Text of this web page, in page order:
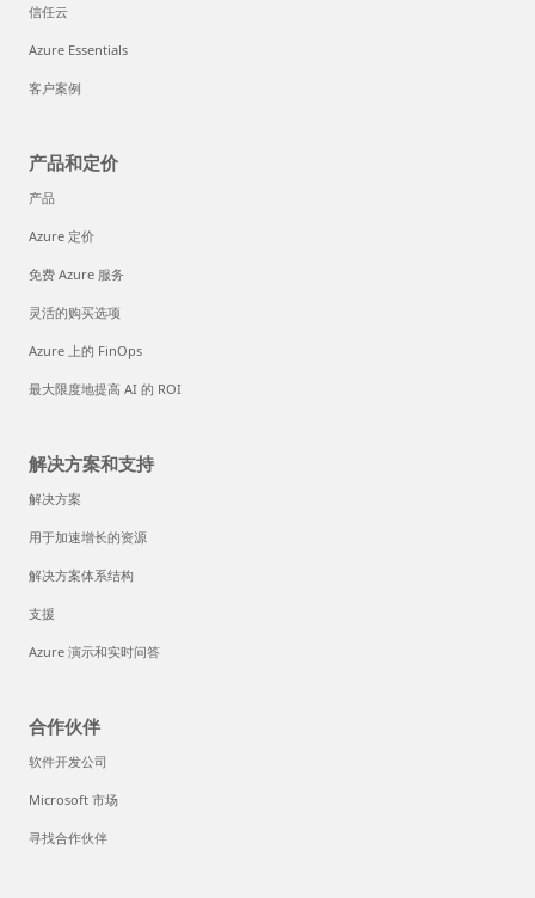
信任云
Azure Essentials
客户案例
产品和定价
产品
Azure 定价
免费 Azure 服务
灵活的购买选项
Azure 上的 FinOps
最大限度地提高 AI 的 ROI
解决方案和支持
解决方案
用于加速增长的资源
解决方案体系结构
支援
Azure 演示和实时问答
合作伙伴
软件开发公司
Microsoft 市场
寻找合作伙伴